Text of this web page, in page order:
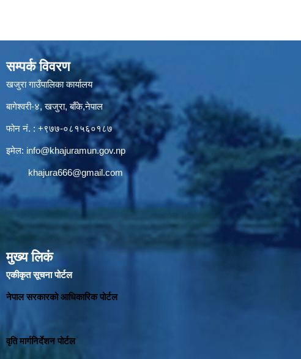
सम्पर्क विवरण
खजुरा गाउँपालिका कार्यालय
बागेश्वरी-४, खजुरा, बाँके,नेपाल
फोन नं. : +९७७-०८१५६०१८७
इमेल: info@khajuramun.gov.np
khajura666@gmail.com
मुख्य लिकं
एकीकृत सूचना पोर्टल
नेपाल सरकारको आधिकारिक पोर्टल
वृति मार्गनिर्देशन पोर्टल